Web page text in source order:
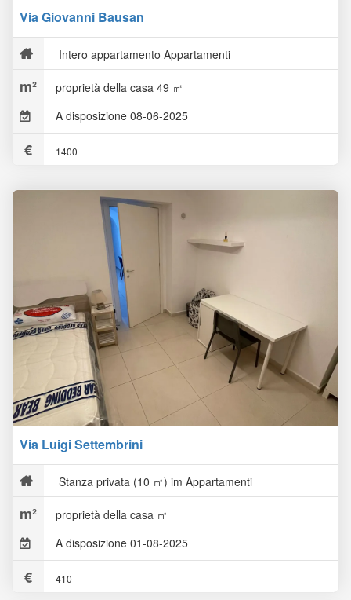
Via Giovanni Bausan
Intero appartamento Appartamenti
proprietà della casa 49 ㎡
A disposizione 08-06-2025
1400
Via Luigi Settembrini
Stanza privata (10 ㎡) im Appartamenti
proprietà della casa ㎡
A disposizione 01-08-2025
410